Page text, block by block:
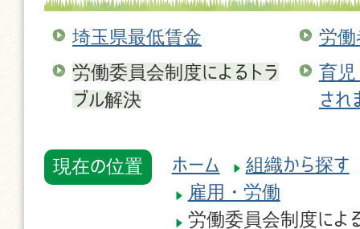
埼玉県最低賃金
労働
労働委員会制度によるトラ
ブル解決
育児
され
現在の位置 ホーム
組織から探す
雇用・労働
労働委員会制度によ